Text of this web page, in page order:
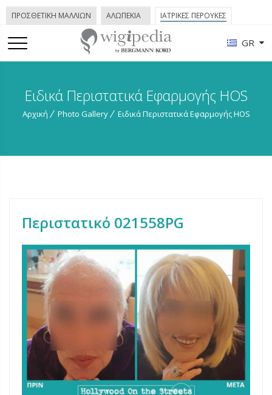
GR
ΠΡΟΣΘΕΤΙΚΗ ΜΑΛΛΙΩΝ ΑΛΩΠΕΚΙΑ ΙΑΤΡΙΚΕΣ ΠΕΡΟΥΚΕΣ
Ειδικά Περιστατικά Εφαρμογής HOS
Αρχική Photo Gallery Ειδικά Περιστατικά Εφαρμογής HOS
Περιστατικό 021558PG